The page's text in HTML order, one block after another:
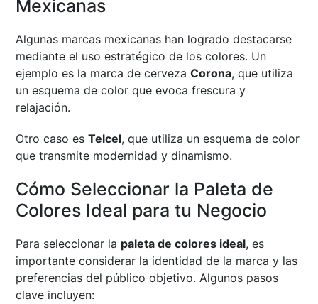
Mexicanas
Algunas marcas mexicanas han logrado destacarse
mediante el uso estratégico de los colores. Un
ejemplo es la marca de cervezaCorona, que utiliza
un esquema de color que evoca frescura y
relajación.
Otro caso esTelcel, que utiliza un esquema de color
que transmite modernidad y dinamismo.
Cómo Seleccionar la Paleta de
Colores Ideal para tu Negocio
Para seleccionar la paleta de colores ideal, es
importante considerar la identidad de la marca y las
preferencias del público objetivo. Algunos pasos
clave incluyen: